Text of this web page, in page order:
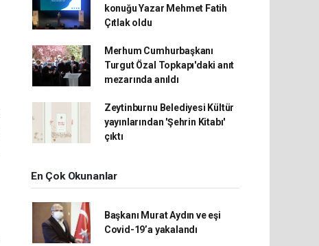
konuğu Yazar Mehmet Fatih
Çıtlak oldu
Merhum Cumhurbaşkanı
Turgut Özal Topkapı'daki anıt
mezarında anıldı
Zeytinburnu Belediyesi Kültür
yayınlarından 'Şehrin Kitabı'
çıktı
En Çok Okunanlar
Başkanı Murat Aydın ve eşi
Covid-19’a yakalandı